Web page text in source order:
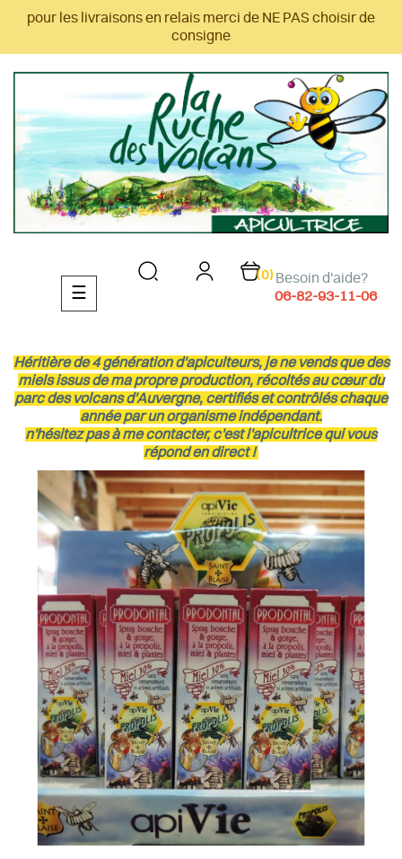
pour les livraisons en relais merci de NE PAS choisir de
consigne
Basculer
la
☰
(0) Besoin d'aide?
06-82-93-11-06
Héritière de 4 génération d'apiculteurs, je ne vends que des
miels issus de ma propre production, récoltés au cœur du
parc des volcans d'Auvergne, certifiés et contrôlés chaque
année par un organisme indépendant.
n'hésitez pas à me contacter, c'est l'apicultrice qui vous
répond en direct !